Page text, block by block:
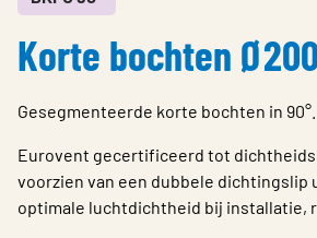
Inloggen
Korte bochten
Gesegmenteerde korte bochten in 90°.
Eurovent gecertificeerd tot
voorzien van een dubbele dichtingslip
optimale luchtdichtheid bij installatie,